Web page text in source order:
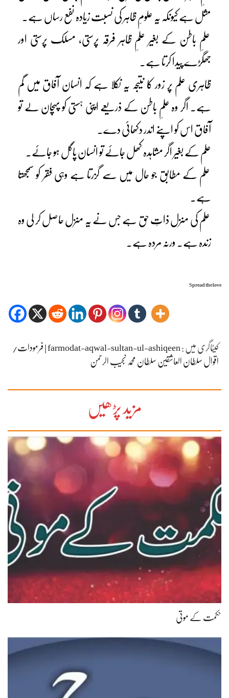
مثل ہے کیونکہ یہ علومِ ظاہر کی نسبت زیادہ نفع رساں ہے۔
علمِ باطن کے بغیر علمِ ظاہر فرقہ پرستی، مسلک پرستی اور
جھگڑے پیدا کرتا ہے۔
ظاہری علم پر زور کا نتیجہ یہ نکلا ہے کہ انسان آفاق میں گم
ہے۔ اگر وہ علمِ باطن کے ذریعے اپنی ہستی کو پہچان لے تو
آفاق اس کو اپنے اندر دکھائی دے۔
علم کے بغیر اگر مشاہدہ کھل جائے تو انسان پاگل ہو جائے۔
علم کے مطابق جو حال میں سے گزرتا ہے وہی فقر کو سمجھتا
ہے۔
علم کی منزل ذاتِ حق ہے جس نے یہ منزل حاصل کر لی وہ
زندہ ہے۔ ورنہ مردہ ہے۔
Spread the love
کیٹاگری میں :
farmodat-aqwal-sultan-ul-ashiqeen | فرمودات/
اقوال سلطان العاشقین سلطان محمد نجیب الرحمن
مزید پڑھیں
حکمت کے موتی